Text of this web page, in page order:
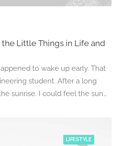
Little Things in Life and
to wake up early. That
student. After a long
sunrise. I could feel the sun…
LIFESTYLE